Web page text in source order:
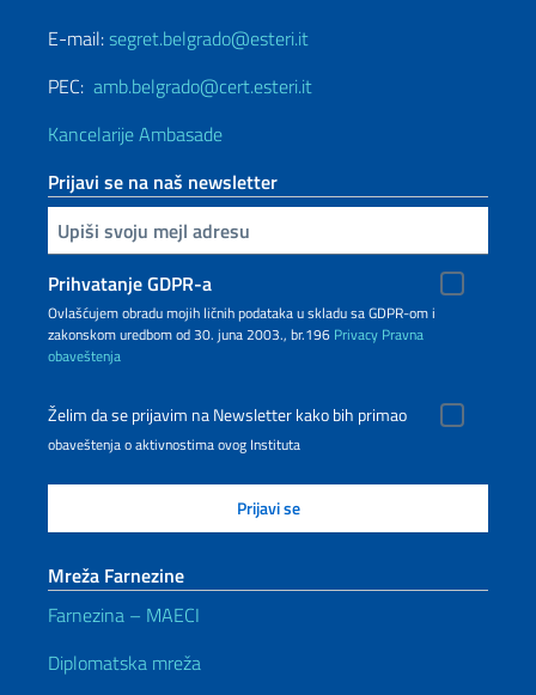
E-mail:segret.belgrado@esteri.it
PEC: amb.belgrado@cert.esteri.it
Kancelarije Ambasade
Prijavi se na naš newsletter
Upiši vaš imejl
Prihvatanje GDPR-a
Ovlašćujem obradu mojih ličnih podataka u skladu sa GDPR-om i
zakonskom uredbom od 30. juna 2003., br.196 Privacy Pravna
obaveštenja
Želim da se prijavim na Newsletter kako bih primao
obaveštenja o aktivnostima ovog Instituta
Mreža Farnezine
Farnezina – MAECI
Diplomatska mreža